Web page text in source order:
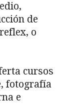
de
o
cursos
fotografía
e